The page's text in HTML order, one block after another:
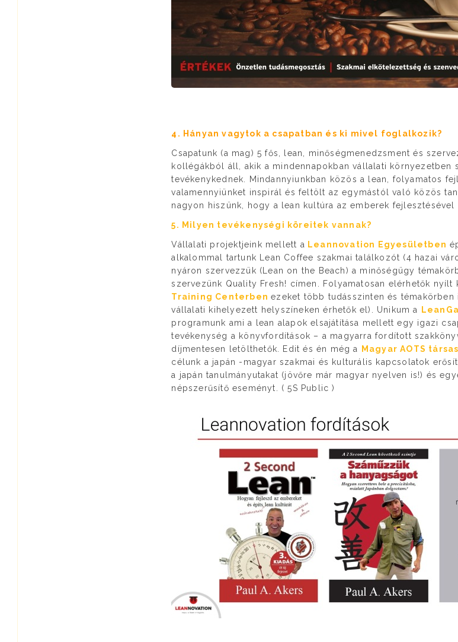
4. Hányan vagytok a csapatban és ki mivel foglalkozik?
Csapatunk (a mag) 5 fős, lean, minőségmenedzsment és
kollégákból áll, akik a mindennapokban vállalati környezetben
tevékenykednek. Mindannyiunkban közös a lean, folyamatos
valamennyiünket inspirál és feltölt az egymástól való közös
nagyon hiszünk, hogy a lean kultúra az emberek fejlesztésével
5. Milyen tevékenységi köreitek vannak?
Vállalati projektjeink mellett a Leannovation Egyesületben
alkalommal tartunk Lean Coffee szakmai találkozót (4 hazai
nyáron szervezzük (Lean on the Beach) a minőségügy
szervezünk Quality Fresh! címen. Folyamatosan elérhetők nyílt
Training Centerbenezeket több tudásszinten és
vállalati kihelyezett helyszíneken érhetők el). Unikum a
programunk ami a lean alapok elsajátítása mellett egy igazi
tevékenység a könyvfordítások – a magyarra fordított
díjmentesen letölthetők. Edit és én még a
Magyar AOTS
célunk a japán -magyar szakmai és kulturális kapcsolatok
a japán tanulmányutakat (jövőre már magyar nyelven is!) és
népszerűsítő eseményt. ( 5S Public )